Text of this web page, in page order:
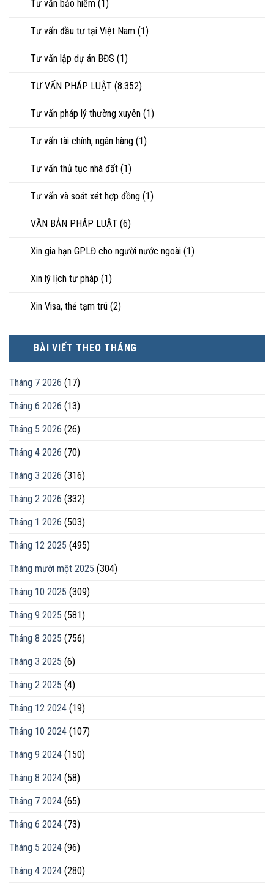
Tư vấn bảo hiểm (1)
Tư vấn đầu tư tại Việt Nam (1)
Tư vấn lập dự án BĐS (1)
TƯ VẤN PHÁP LUẬT (8.352)
Tư vấn pháp lý thường xuyên (1)
Tư vấn tài chính, ngân hàng (1)
Tư vấn thủ tục nhà đất (1)
Tư vấn và soát xét hợp đồng (1)
VĂN BẢN PHÁP LUẬT (6)
Xin gia hạn GPLĐ cho người nước ngoài (1)
Xin lý lịch tư pháp (1)
Xin Visa, thẻ tạm trú (2)
BÀI VIẾT THEO THÁNG
Tháng 7 2026 (17)
Tháng 6 2026 (13)
Tháng 5 2026 (26)
Tháng 4 2026 (70)
Tháng 3 2026 (316)
Tháng 2 2026 (332)
Tháng 1 2026 (503)
Tháng 12 2025 (495)
Tháng mười một 2025 (304)
Tháng 10 2025 (309)
Tháng 9 2025 (581)
Tháng 8 2025 (756)
Tháng 3 2025 (6)
Tháng 2 2025 (4)
Tháng 12 2024 (19)
Tháng 10 2024 (107)
Tháng 9 2024 (150)
Tháng 8 2024 (58)
Tháng 7 2024 (65)
Tháng 6 2024 (73)
Tháng 5 2024 (96)
Tháng 4 2024 (280)